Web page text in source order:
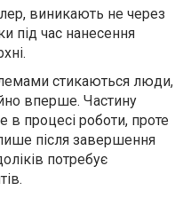
виникають не через
під час нанесення
стикаються люди,
вперше. Частину
процесі роботи, проте
після завершення
потребує